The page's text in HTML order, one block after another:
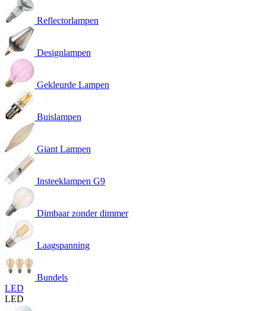
Reflectorlampen
Designlampen
Gekleurde Lampen
Buislampen
Giant Lampen
Insteeklampen G9
Dimbaar zonder dimmer
Laagspanning
Bundels
LED
LED